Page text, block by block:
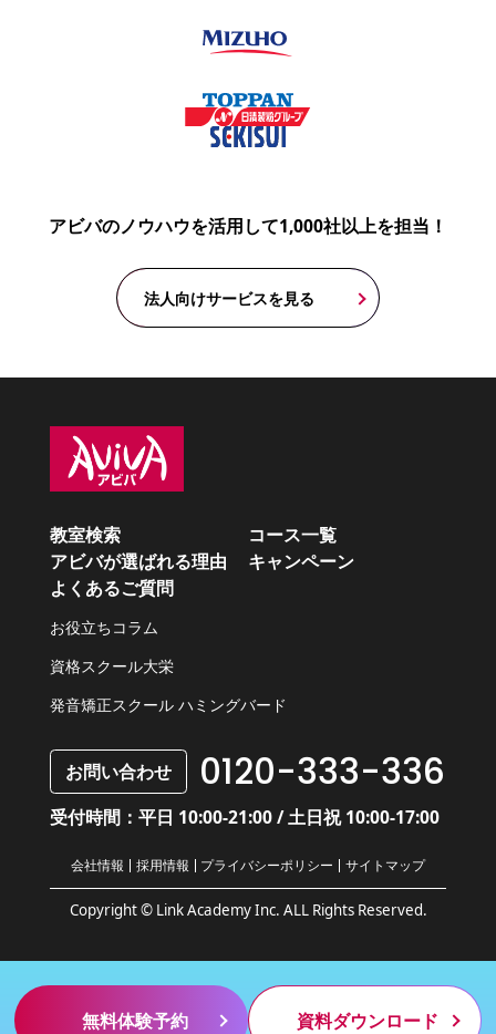
アビバのノウハウを活用して1,000社以上を担当！
法人向けサービスを見る
教室検索
コース一覧
アビバが選ばれる理由
キャンペーン
よくあるご質問
お役立ちコラム
資格スクール大栄
発音矯正スクール ハミングバード
お問い合わせ 0120-333-336
受付時間：平日 10:00-21:00 / 土日祝 10:00-17:00
Copyright © Link Academy Inc. ALL Rights Reserved.
会社情報 採用情報 プライバシーポリシー サイトマップ
無料体験予約 資料ダウンロード